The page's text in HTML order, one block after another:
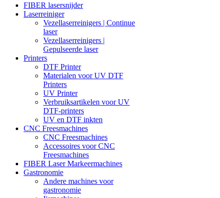
FIBER lasersnijder
Laserreiniger
Vezellaserreinigers | Continue
laser
Vezellaserreinigers |
Gepulseerde laser
Printers
DTF Printer
Materialen voor UV DTF
Printers
UV Printer
Verbruiksartikelen voor UV
DTF-printers
UV en DTF inkten
CNC Freesmachines
CNC Freesmachines
Accessoires voor CNC
Freesmachines
FIBER Laser Markeermachines
Gastronomie
Andere machines voor
gastronomie